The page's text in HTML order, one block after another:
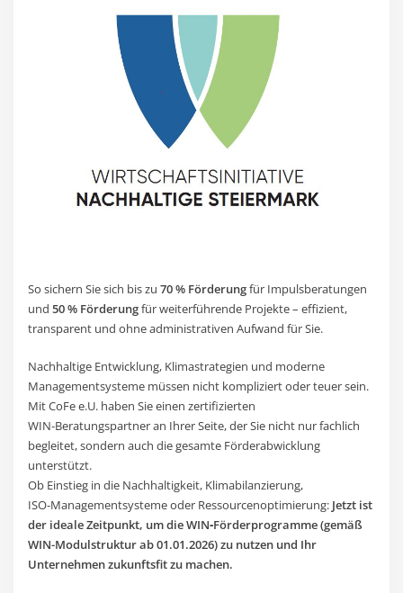
So sichern Sie sich bis zu70 % Förderungfür Impulsberatungen
und50 % Förderungfür weiterführende Projekte – effizient,
transparent und ohne administrativen Aufwand für Sie.
Nachhaltige Entwicklung, Klimastrategien und moderne
Managementsysteme müssen nicht kompliziert oder teuer sein.
Mit CoFe e.U. haben Sie einen zertifizierten
WIN‑Beratungspartner an Ihrer Seite, der Sie nicht nur fachlich
begleitet, sondern auch die gesamte Förderabwicklung
unterstützt.
Ob Einstieg in die Nachhaltigkeit, Klimabilanzierung,
ISO‑Managementsysteme oder Ressourcenoptimierung: Jetzt ist
der ideale Zeitpunkt, um die WIN‑Förderprogramme (gemäß
WIN-Modulstruktur ab 01.01.2026) zu nutzen und Ihr
Unternehmen zukunftsfit zu machen.